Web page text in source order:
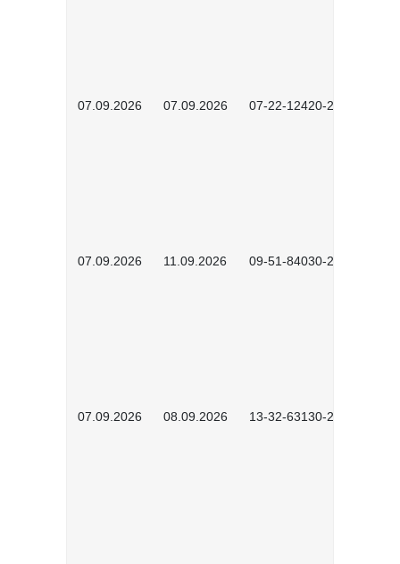
07.09.2026 07.09.2026 07-22-12420-2601
07.09.2026 11.09.2026 09-51-84030-2601
07.09.2026 08.09.2026 13-32-63130-2602